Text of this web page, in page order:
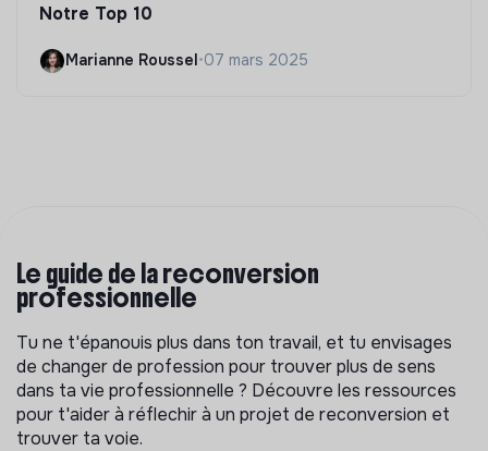
Notre Top 10
Marianne Roussel•07 mars 2025
Le guide de la reconversion
professionnelle
Tu ne t'épanouis plus dans ton travail, et tu envisages
de changer de profession pour trouver plus de sens
dans ta vie professionnelle ? Découvre les ressources
pour t'aider à réflechir à un projet de reconversion et
trouver ta voie.